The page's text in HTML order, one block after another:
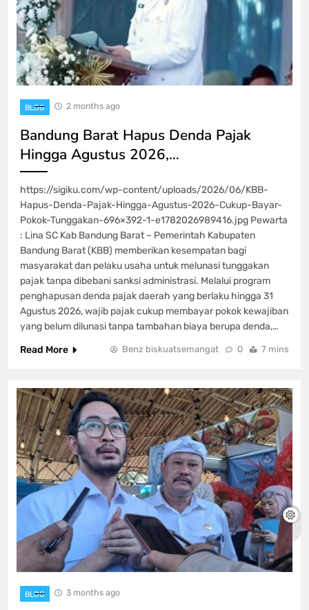
BLOG 2 months ago
Bandung Barat Hapus Denda Pajak
Hingga Agustus 2026,…
https://sigiku.com/wp-content/uploads/2026/06/KBB-
Hapus-Denda-Pajak-Hingga-Agustus-2026-Cukup-Bayar-
Pokok-Tunggakan-696×392-1-e1782026989416.jpg Pewarta
: Lina SC Kab Bandung Barat – Pemerintah Kabupaten
Bandung Barat (KBB) memberikan kesempatan bagi
masyarakat dan pelaku usaha untuk melunasi tunggakan
pajak tanpa dibebani sanksi administrasi. Melalui program
penghapusan denda pajak daerah yang berlaku hingga 31
Agustus 2026, wajib pajak cukup membayar pokok kewajiban
yang belum dilunasi tanpa tambahan biaya berupa denda,…
Read More
Benz biskuatsemangat 0 7 mins
BLOG 3 months ago